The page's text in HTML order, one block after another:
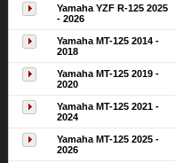
Yamaha YZF R-125 2025
- 2026
Yamaha MT-125 2014 -
2018
Yamaha MT-125 2019 -
2020
Yamaha MT-125 2021 -
2024
Yamaha MT-125 2025 -
2026